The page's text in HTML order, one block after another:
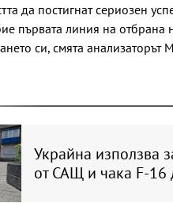
да постигнат сериозен
първата линия на отбрана
си, смята анализаторът
Украйна използва
от САЩ и чака F-16